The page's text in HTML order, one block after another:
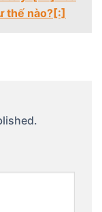
thế nào?[:]